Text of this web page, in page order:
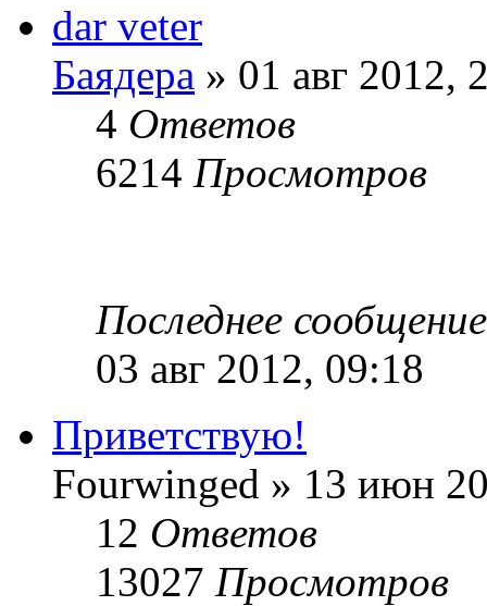
dar veter
Баядера » 01 авг 2012,
4 Ответов
6214 Просмотров
Последнее
03 авг 2012, 09:18
Приветствую!
Fourwinged » 13 июн
12 Ответов
13027 Просмотров